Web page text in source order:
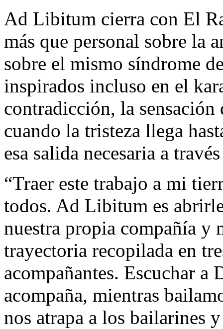
Ad Libitum cierra con El
más que personal sobre la
sobre el mismo síndrome
inspirados incluso en el
contradicción, la
cuando la tristeza llega
esa salida necesaria a
“Traer este trabajo a mi
todos. Ad Libitum es
nuestra propia compañía y
trayectoria recopilada en
acompañantes. Escuchar a
acompaña, mientras
nos atrapa a los bailarines